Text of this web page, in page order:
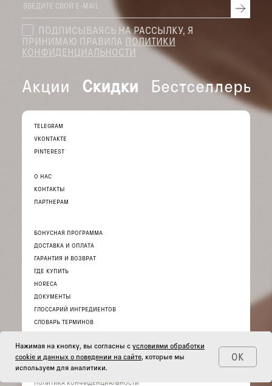
ПОДПИСЫВАЯСЬ НА РАССЫЛКУ, Я
ПРИНИМАЮ ПРАВИЛА ПОЛИТИКИ
КОНФИДЕНЦИАЛЬНОСТИ
Акции Скидки Бестселлеры
TELEGRAM
VKONTAKTE
PINTEREST
О НАС
КОНТАКТЫ
ПАРТНЕРАМ
БОНУСНАЯ ПРОГРАММА
ДОСТАВКА И ОПЛАТА
ГАРАНТИЯ И ВОЗВРАТ
ГДЕ КУПИТЬ
HORECA
ДОКУМЕНТЫ
ГЛОССАРИЙ ИНГРЕДИЕНТОВ
СЛОВАРЬ ТЕРМИНОВ
© 2026 ИНТЕРНЕТ-МАГАЗИН «THE ACT»
ПОЛИТИКА КОНФИДЕНЦИАЛЬНОСТИ
Нажимая на кнопку, вы согласны с условиями обработки
cookie и данных о поведении на сайте, которые мы
используем для аналитики.
ОК